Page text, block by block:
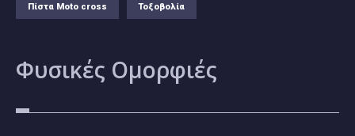
Πίστα Moto cross Τοξοβολία
Φυσικές Ομορφιές